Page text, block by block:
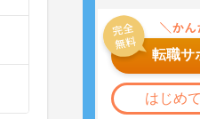
転職サ
はじめ